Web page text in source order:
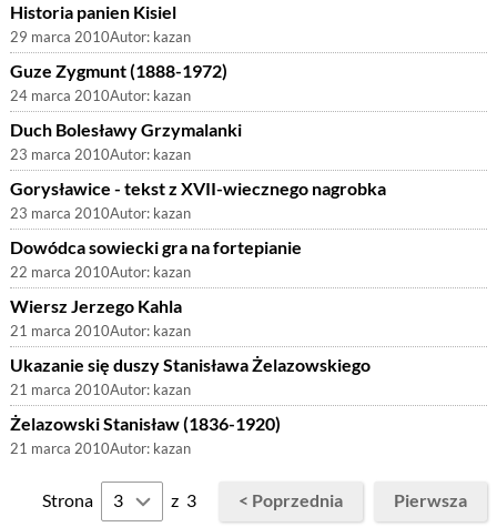
Historia panien Kisiel
29 marca 2010Autor: kazan
Guze Zygmunt (1888-1972)
24 marca 2010Autor: kazan
Duch Bolesławy Grzymalanki
23 marca 2010Autor: kazan
Gorysławice - tekst z XVII-wiecznego nagrobka
23 marca 2010Autor: kazan
Dowódca sowiecki gra na fortepianie
22 marca 2010Autor: kazan
Wiersz Jerzego Kahla
21 marca 2010Autor: kazan
Ukazanie się duszy Stanisława Żelazowskiego
21 marca 2010Autor: kazan
Żelazowski Stanisław (1836-1920)
21 marca 2010Autor: kazan
Strona z 3 < Poprzednia Pierwsza